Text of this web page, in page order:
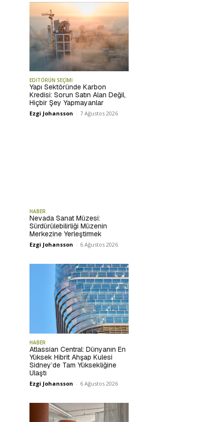
EDİTÖRÜN SEÇİMİ
Yapı Sektöründe Karbon
Kredisi: Sorun Satın Alan Değil,
Hiçbir Şey Yapmayanlar
Ezgi Johansson - 7 Ağustos 2026
HABER
Nevada Sanat Müzesi:
Sürdürülebilirliği Müzenin
Merkezine Yerleştirmek
Ezgi Johansson - 6 Ağustos 2026
HABER
Atlassian Central: Dünyanın En
Yüksek Hibrit Ahşap Kulesi
Sidney’de Tam Yüksekliğine
Ulaştı
Ezgi Johansson - 6 Ağustos 2026